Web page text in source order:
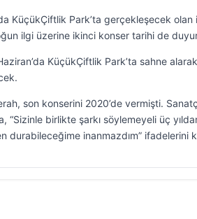
KüçükÇiftlik Park’ta gerçekleşecek
ilgi üzerine ikinci konser tarihi de
KüçükÇiftlik Park’ta sahne
son konserini 2020’de vermişti.
“Sizinle birlikte şarkı söylemeyeli üç
durabileceğime inanmazdım” ifadelerini